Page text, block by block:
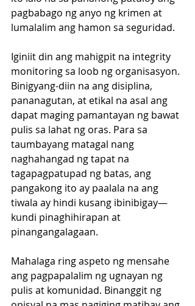
pagbabago ng anyo ng krimen at
lumalalim ang hamon sa seguridad.
Iginiit din ang mahigpit na integrity
monitoring sa loob ng organisasyon.
Binigyang-diin na ang disiplina,
pananagutan, at etikal na asal ang
dapat maging pamantayan ng bawat
pulis sa lahat ng oras. Para sa
taumbayang matagal nang
naghahangad ng tapat na
tagapagpatupad ng batas, ang
pangakong ito ay paalala na ang
tiwala ay hindi kusang ibinibigay—
kundi pinaghihirapan at
pinangangalagaan.
Mahalaga ring aspeto ng mensahe
ang pagpapalalim ng ugnayan ng
pulis at komunidad. Binanggit ng